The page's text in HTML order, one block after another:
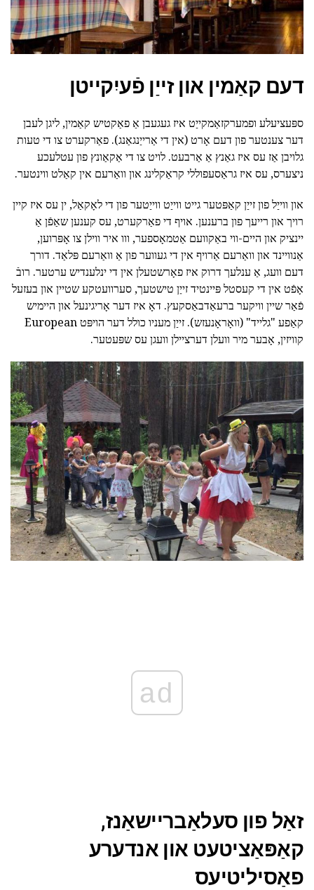
דעם קאַמין און זייַן פֿעיִקייטן
ספּעציעלע ופמערקזאַמקייַט איז געגעבן אַ פאַקטיש קאַמין, ליגן לעבן
דער צענטער פון דעם אָרט (אין די אַרייַנגאַנג). פאַרקערט צו די טעות
גלויבן אַז עס איז גאַנץ אַ אַרבעט. לויט צו די אַקאַונץ פון עטלעכע
ניצערס, עס איז גראַסעפוללי קראַקלינג און וואַרעם אין קאַלט ווינטער.
און ווייַל פון זייַן קאַפּטער גייט ווייַט ווייַטער פון די לאָקאַל, ין עס איז קיין
רויך און רייעך פון ברענען. אויף די פאַרקערט, עס קענען שאַפֿן אַ
יינציק און היים-ווי באַקוועם אַטמאָספער, ווו איר ווילן צו אָפּרוען,
אַנוויינד און וואַרעם אַרויף אין די געווער פון אַ וואַרעם פּלאַד. דורך
דעם וועג, אַ ענלעך דרוק איז פאָרשטעלן אין די ינלענדיש ערטער. רובֿ
אָפֿט אין די קעסטל פּיינטיד זייַן טישטעך, סערוועטקע שטיין און בעזעל
פֿאַר שיין וויקער ברעאַדבאַסקעץ. דאָ איז דער אָריגינעל און היימיש
קאַפע "גלייד" (וואָראָנעזש). זייַן מעניו כולל דער הויפּט European
קוויזין, אָבער מיר וועלן דערציילן וועגן עס שפּעטער.
ad
זאַל פון סעלאַבריישאַנז,
קאַפּאַציטעט און אנדערע
פאַסיליטיעס